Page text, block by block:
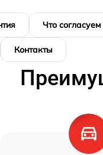
Что согласуем
Контакты